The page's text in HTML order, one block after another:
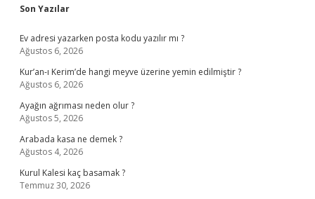
Sidebar
Son Yazılar
Ev adresi yazarken posta kodu yazılır mı ?
Ağustos 6, 2026
Kur’an-ı Kerim’de hangi meyve üzerine yemin edilmiştir ?
Ağustos 6, 2026
Ayağın ağrıması neden olur ?
Ağustos 5, 2026
Arabada kasa ne demek ?
Ağustos 4, 2026
Kurul Kalesi kaç basamak ?
Temmuz 30, 2026